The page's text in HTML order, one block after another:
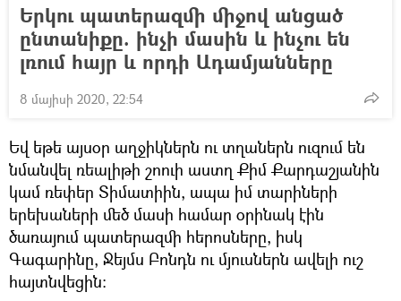
Երկու պատերազմի միջով անցած
ընտանիքը. ինչի մասին և ինչու են
լռում հայր և որդի Ադամյանները
8 մայիսի 2020, 22:54
Եվ եթե այսօր աղջիկներն ու տղաներն ուզում են
նմանվել ռեալիթի շոուի աստղ Քիմ Քարդաշյանին
կամ ռեփեր Տիմատիին, ապա իմ տարիների
երեխաների մեծ մասի համար օրինակ էին
ծառայում պատերազմի հերոսները, իսկ
Գագարինը, Ջեյմս Բոնդն ու մյուսներն ավելի ուշ
հայտնվեցին։